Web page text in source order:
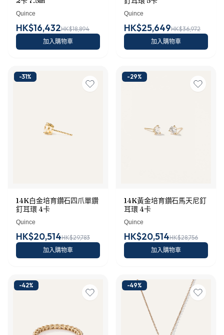
Quince
HK$16,432HK$18,894
加入購物車
Quince
HK$25,649HK$36,972
加入購物車
-31%
14K白金培育鑽石四爪單鑽
釘耳環 4卡
Quince
HK$20,514HK$29,783
加入購物車
-29%
14K黃金培育鑽石馬天尼釘
耳環 4卡
Quince
HK$20,514HK$28,756
加入購物車
-42% -49%